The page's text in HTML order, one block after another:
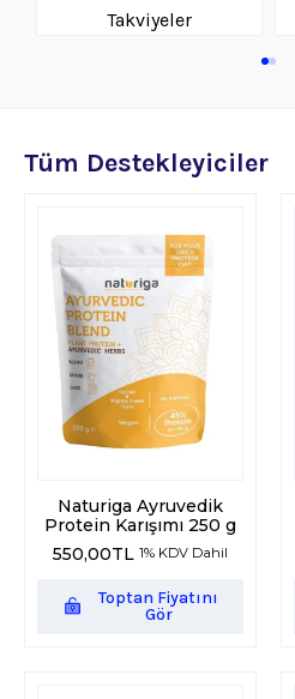
Paket Servis Ürünleri
Takviyeler
Tüm Destekleyiciler
Naturiga Ayruvedik
Protein Karışımı 250 g
550,00TL 1% KDV Dahil
Toptan Fiyatını
Gör